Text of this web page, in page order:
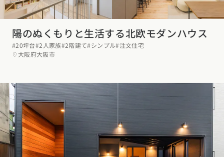
陽のぬくもりと生活する北欧モダンハウス
#20坪台#2人家族#2階建て#シンプル#注文住宅
大阪府大阪市